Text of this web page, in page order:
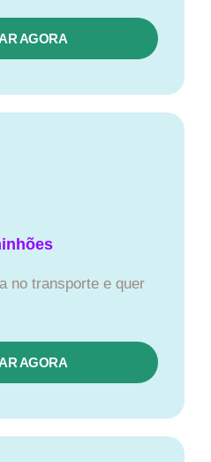
AGORA
no transporte e quer
AGORA